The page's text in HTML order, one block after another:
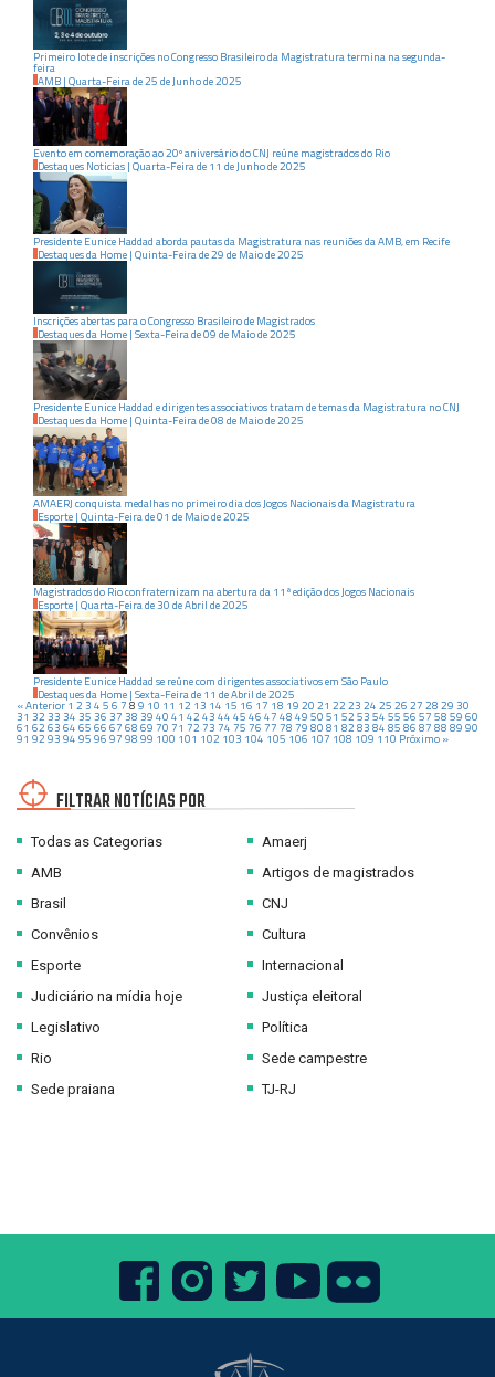
Primeiro lote de inscrições no Congresso Brasileiro da Magistratura termina na segunda-
feira
AMB | Quarta-Feirade25 de Junhode2025
Evento em comemoração ao 20º aniversário do CNJ reúne magistrados do Rio
Destaques Noticias | Quarta-Feirade 11 de Junhode2025
Presidente Eunice Haddad aborda pautas da Magistratura nas reuniões da AMB, em Recife
Destaques da Home | Quinta-Feirade29 de Maiode2025
Inscrições abertas para o Congresso Brasileiro de Magistrados
Destaques da Home | Sexta-Feirade09 de Maiode2025
Presidente Eunice Haddad e dirigentes associativos tratam de temas da Magistratura no CNJ
Destaques da Home | Quinta-Feirade08 de Maiode2025
AMAERJ conquista medalhas no primeiro dia dos Jogos Nacionais da Magistratura
Esporte | Quinta-Feirade01 de Maiode2025
Magistrados do Rio confraternizam na abertura da 11ª edição dos Jogos Nacionais
Esporte | Quarta-Feirade30 deAbril de2025
Presidente Eunice Haddad se reúne com dirigentes associativos em São Paulo
Destaques da Home | Sexta-Feirade 11 deAbril de2025
« Anterior 1 2 3 4 5 6 7 8 9 10 11 12 13 14 15 16 17 18 19 20 21 22 23 24 25 26 27 28 29 30
31 32 33 34 35 36 37 38 39 40 41 42 43 44 45 46 47 48 49 50 51 52 53 54 55 56 57 58 59 60
61 62 63 64 65 66 67 68 69 70 71 72 73 74 75 76 77 78 79 80 81 82 83 84 85 86 87 88 89 90
91 92 93 94 95 96 97 98 99 100 101 102 103 104 105 106 107 108 109 110 Próximo »
FILTRAR NOTÍCIAS POR
Todas as Categorias
AMB
Brasil
Convênios
Esporte
Judiciário na mídia hoje
Legislativo
Rio
Sede praiana
Amaerj
Artigos de magistrados
CNJ
Cultura
Internacional
Justiça eleitoral
Política
Sede campestre
TJ-RJ